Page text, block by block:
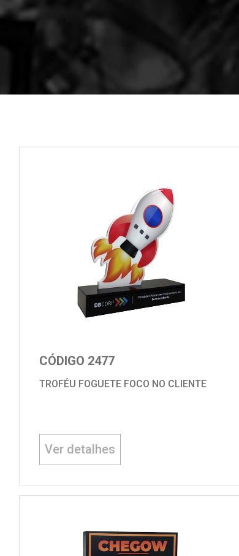
CÓDIGO 2477
TROFÉU FOGUETE FOCO NO CLIENTE
Ver detalhes